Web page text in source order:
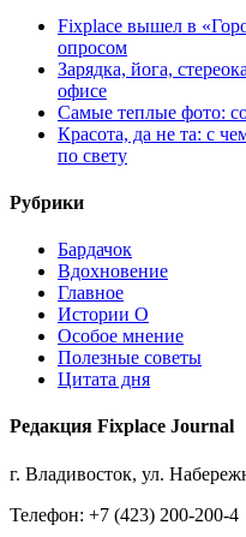
Fixplace вышел в
опросом
Зарядка, йога,
офисе
Самые теплые фото:
Красота, да не та: с
по свету
Рубрики
Бардачок
Вдохновение
Главное
Истории О
Особое мнение
Полезные советы
Цитата дня
Редакция Fixplace Journal
г. Владивосток, ул.
Телефон: +7 (423) 200-200-4